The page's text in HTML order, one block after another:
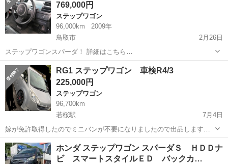
769,000円
ステップワゴン
96,000km
2009年
鳥取市
2月26日
ステップワゴンスパーダ！ 詳細はこちら
→https://www.otoron.jp/lists/detail?carno=026080 こんにちは!(^^)! 自
社ローン専門中古車販売店のオトロン練馬店です！ ...
鳥取 鳥取市 ステップワゴン ステップワゴンスパーダ
RG1 ステップワゴン 車検R4/3
225,000円
ステップワゴン
96,700km
若桜駅
7月4日
嫁が免許取得したのでミニバンが不要になりましたので出品します。
走行距離98000km 維持の為伸びます 不具合、右スライドドアにガリ
傷、パワステホース経年劣化で滲んでます（ディーラーで6000円くら
いです） 装備は純...
鳥取 八頭郡 若桜駅 ステップワゴン 走行距離
ホンダ ステップワゴン スパーダＳ ＨＤＤナ
ビ スマートスタイルＥＤ バックカ…